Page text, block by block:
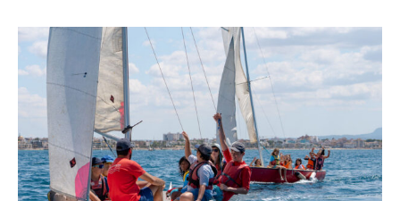
Pesca
Activitats socials
Meteo
Notícies
Staff
Qualitat
Tenda